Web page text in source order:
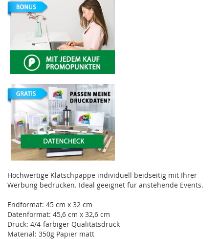
Hochwertige Klatschpappe individuell beidseitig mit Ihrer
Werbung bedrucken. Ideal geeignet für anstehende Events.
Endformat: 45 cm x 32 cm
Datenformat: 45,6 cm x 32,6 cm
Druck: 4/4-farbiger Qualitätsdruck
Material: 350g Papier matt